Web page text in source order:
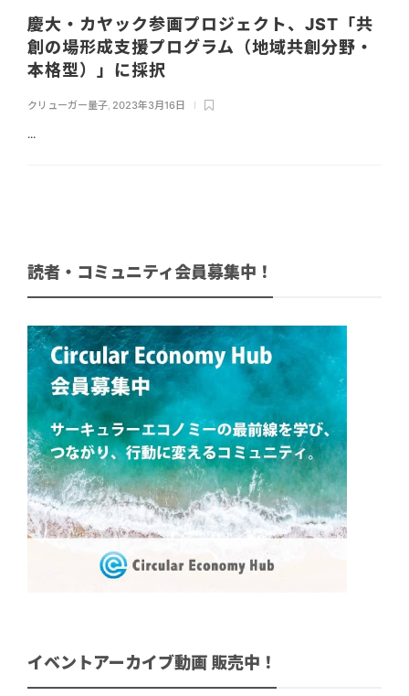
慶大・カヤック参画プロジェクト、JST「共
創の場形成支援プログラム（地域共創分野・
本格型）」に採択
クリューガー量子, 2023年3月16日
...
読者・コミュニティ会員募集中！
イベントアーカイブ動画 販売中！